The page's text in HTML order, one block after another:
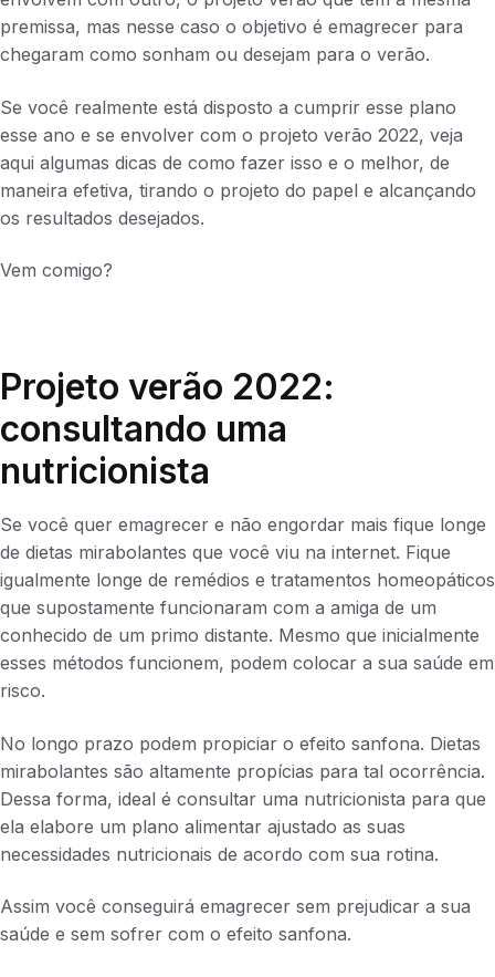
premissa, mas nesse caso o objetivo é emagrecer para
chegaram como sonham ou desejam para o verão.
Se você realmente está disposto a cumprir esse plano
esse ano e se envolver com o projeto verão 2022, veja
aqui algumas dicas de como fazer isso e o melhor, de
maneira efetiva, tirando o projeto do papel e alcançando
os resultados desejados.
Vem comigo?
Projeto verão 2022:
consultando uma
nutricionista
Se você quer emagrecer e não engordar mais fique longe
de dietas mirabolantes que você viu na internet. Fique
igualmente longe de remédios e tratamentos homeopáticos
que supostamente funcionaram com a amiga de um
conhecido de um primo distante. Mesmo que inicialmente
esses métodos funcionem, podem colocar a sua saúde em
risco.
No longo prazo podem propiciar o efeito sanfona. Dietas
mirabolantes são altamente propícias para tal ocorrência.
Dessa forma, ideal é consultar uma nutricionista para que
ela elabore um plano alimentar ajustado as suas
necessidades nutricionais de acordo com sua rotina.
Assim você conseguirá emagrecer sem prejudicar a sua
saúde e sem sofrer com o efeito sanfona.